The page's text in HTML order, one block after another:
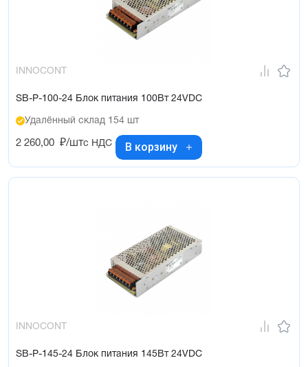
INNOCONT
SB-P-100-24 Блок питания 100Вт 24VDC
Удалённый склад 154 шт
2 260,00 ₽/штс НДС В корзину
INNOCONT
SB-P-145-24 Блок питания 145Вт 24VDC